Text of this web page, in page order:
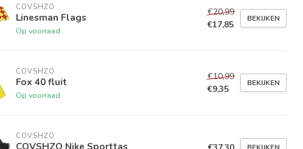
COVSHZO
Linesman Flags
Op voorraad
€20,99
€17,85
BEKIJKEN
COVSHZO
Fox 40 fluit
Op voorraad
€10,99
€9,35
BEKIJKEN
COVSHZO